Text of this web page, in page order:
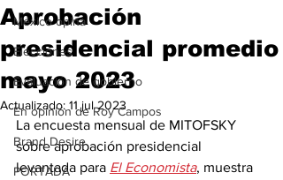
México opina
Elecciones
Evaluación de gobierno
En opinión de Roy Campos
Brand Desire
PORTADA
Aprobación
presidencial promedio
mayo 2023
Actualizado: 11 jul 2023
La encuesta mensual de MITOFSKY
sobre aprobación presidencial
levantada para El Economista, muestra